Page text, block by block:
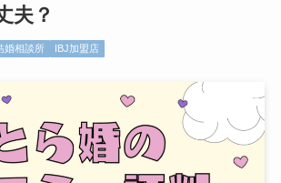
夫？
婚相談所 IBJ加盟店